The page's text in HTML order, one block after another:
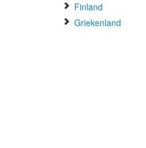
Finland
Griekenland